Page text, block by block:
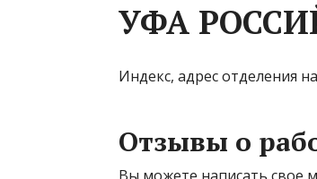
УФА
Индекс, адрес отделения
Отзывы о